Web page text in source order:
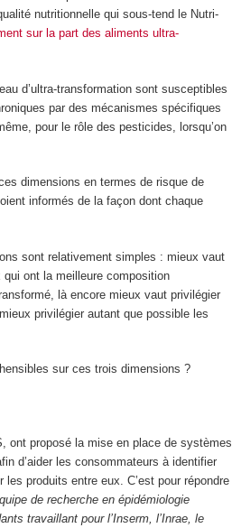
nutritionnelle qui sous-tend le Nutri-
sur la part des aliments ultra-
d’ultra-transformation sont susceptibles
par des mécanismes spécifiques
pour le rôle des pesticides, lorsqu’on
dimensions en termes de risque de
informés de la façon dont chaque
sont relativement simples : mieux vaut
ont la meilleure composition
là encore mieux vaut privilégier
privilégier autant que possible les
sur ces trois dimensions ?
ont proposé la mise en place de systèmes
d’aider les consommateurs à identifier
produits entre eux. C’est pour répondre
de recherche en épidémiologie
travaillant pour l’Inserm, l’Inrae, le